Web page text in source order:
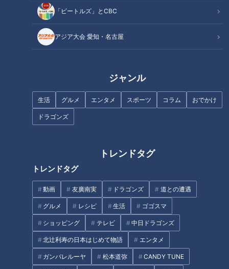
「ビートルズ」とCBC
アジア大会 愛知・名古屋
ジャンル
生活 グルメ エンタメ スポーツ コラム おでかけ
ドラゴンズ
トレンドタグ
トレンドタグ
動画 友廣南実 ドラゴンズ 道との遭遇
グルメ レシピ 生活 ゴゴスマ
ショッピング テレビ 中日ドラゴンズ
北辻利寿の日本はじめて物語 エンタメ
ガンバレルーヤ 松本道弥 CANDY TUNE
と進化をあわせ持つ「島正」の
「自動改札機」を生んだ日本技
術のチャレンジ魂
名古屋限定と気づいていない！
「海老おろし」は隠れ名古屋め
し～大竹敏之のシン・名古屋め
太田光 人生餃子の皿台湾を食
す！【デララバあさって生放送
２時間SP】
タグ
名古屋めし 大竹敏之